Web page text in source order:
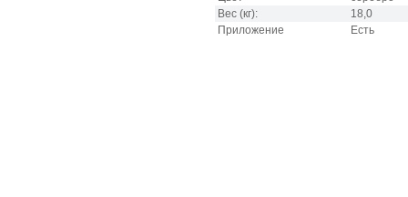
Вес (кг):
18,0
Приложение
Есть